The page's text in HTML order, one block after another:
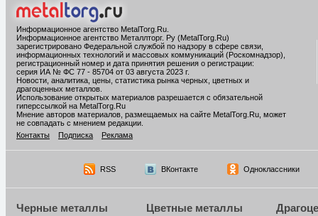
Информационное агентство MetalTorg.Ru
Информационное агентство Металлторг. Ру (MetalTorg.Ru)
зарегистрировано Федеральной службой по надзору в сфере связи,
информационных технологий и массовых коммуникаций (Роскомнадзор),
регистрационный номер и дата принятия решения о регистрации:
серия ИА № ФС 77 - 85704 от 03 августа 2023 г.
Новости, аналитика, цены, статистика рынка черных, цветных и
драгоценных металлов.
Использование открытых материалов разрешается с обязательной
гиперссылкой на MetalTorg.Ru
Мнение авторов материалов, размещаемых на сайте MetalTorg.Ru, может
не совпадать с мнением редакции.
Контакты
Подписка Реклама
RSS ВКонтакте Одноклассники
Черные металлы Цветные металлы